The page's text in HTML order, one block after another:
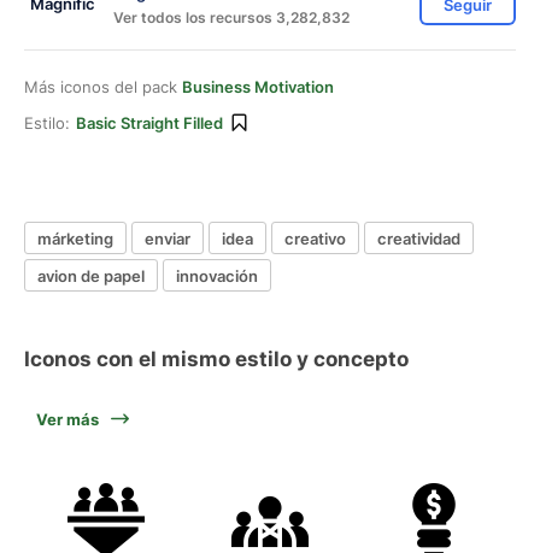
Ver todos los recursos 3,282,832
Seguir
Más iconos del pack Business Motivation
Estilo: Basic Straight Filled
márketing enviar idea creativo
creatividad
avion de papel
innovación
Iconos con el mismo estilo y concepto
Ver más